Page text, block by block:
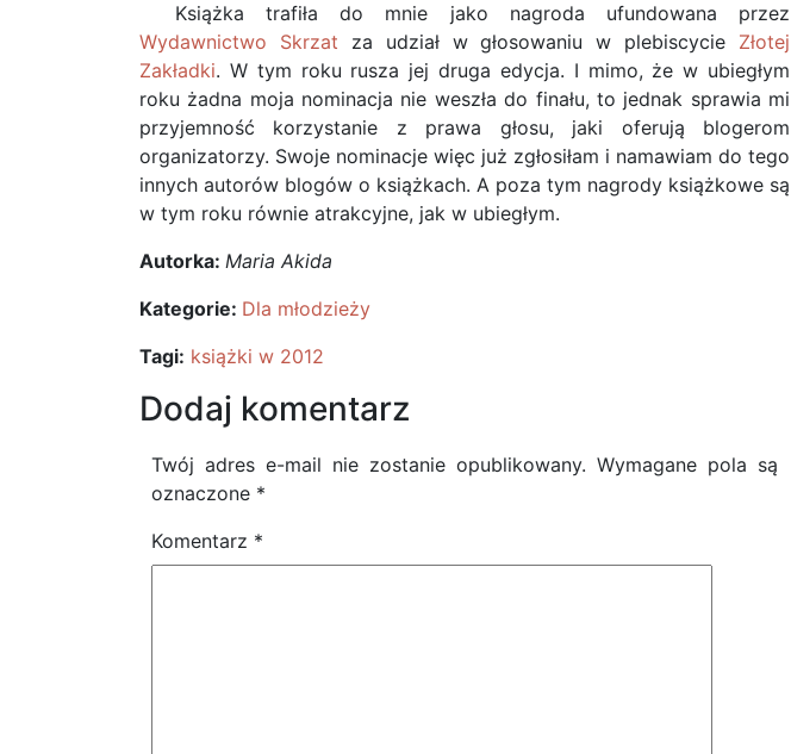
Książka trafiła do mnie jako nagroda ufundowana przez
Wydawnictwo Skrzat za udział w głosowaniu w plebiscycie Złotej
Zakładki. W tym roku rusza jej druga edycja. I mimo, że w ubiegłym
roku żadna moja nominacja nie weszła do finału, to jednak sprawia mi
przyjemność korzystanie z prawa głosu, jaki oferują blogerom
organizatorzy. Swoje nominacje więc już zgłosiłam i namawiam do tego
innych autorów blogów o książkach. A poza tym nagrody książkowe są
w tym roku równie atrakcyjne, jak w ubiegłym.
Autorka: Maria Akida
Kategorie: Dla młodzieży
Tagi: książki w 2012
Dodaj komentarz
Twój adres e-mail nie zostanie opublikowany. Wymagane pola są
oznaczone *
Komentarz *